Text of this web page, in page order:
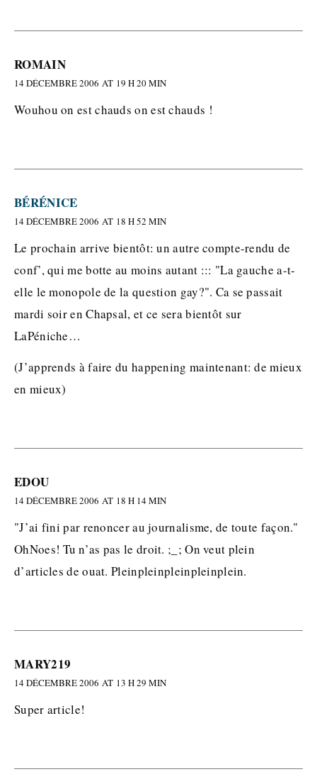
ROMAIN
14 DÉCEMBRE 2006 AT 19 H 20 MIN
Wouhou on est chauds on est chauds !
BÉRÉNICE
14 DÉCEMBRE 2006 AT 18 H 52 MIN
Le prochain arrive bientôt: un autre compte-rendu de
conf’, qui me botte au moins autant ::: "La gauche a-t-
elle le monopole de la question gay?". Ca se passait
mardi soir en Chapsal, et ce sera bientôt sur
LaPéniche…
(J’apprends à faire du happening maintenant: de mieux
en mieux)
EDOU
14 DÉCEMBRE 2006 AT 18 H 14 MIN
"J’ai fini par renoncer au journalisme, de toute façon."
OhNoes! Tu n’as pas le droit. ;_; On veut plein
d’articles de ouat. Pleinpleinpleinpleinplein.
MARY219
14 DÉCEMBRE 2006 AT 13 H 29 MIN
Super article!